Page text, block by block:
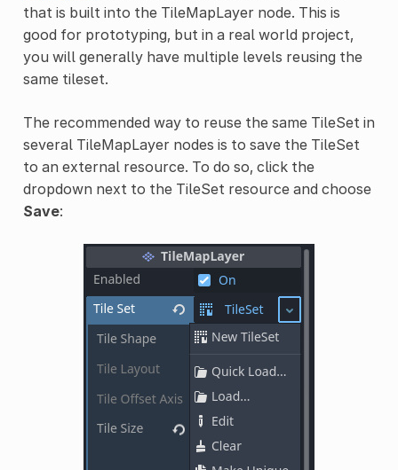
that is built into the TileMapLayer node. This is
good for prototyping, but in a real world project,
you will generally have multiple levels reusing the
same tileset.
The recommended way to reuse the same TileSet in
several TileMapLayer nodes is to save the TileSet
to an external resource. To do so, click the
dropdown next to the TileSet resource and choose
Save: